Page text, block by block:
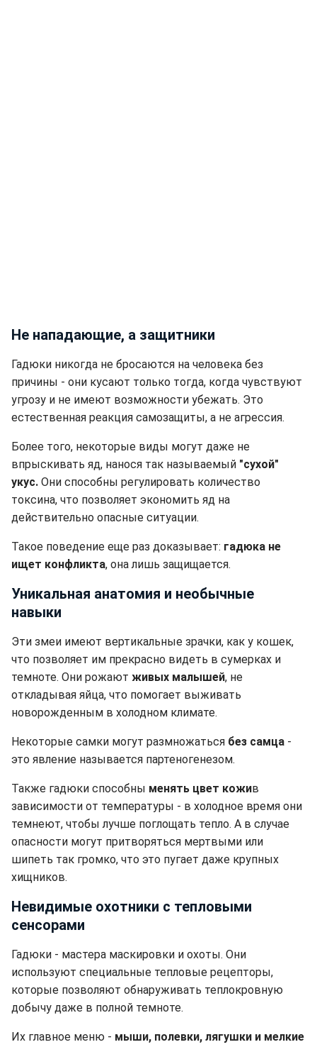
Не нападающие, а защитники
Гадюки никогда не бросаются на человека без
причины - они кусают только тогда, когда чувствуют
угрозу и не имеют возможности убежать. Это
естественная реакция самозащиты, а не агрессия.
Более того, некоторые виды могут даже не
впрыскивать яд, нанося так называемый "сухой"
укус. Они способны регулировать количество
токсина, что позволяет экономить яд на
действительно опасные ситуации.
Такое поведение еще раз доказывает: гадюка не
ищет конфликта, она лишь защищается.
Уникальная анатомия и необычные
навыки
Эти змеи имеют вертикальные зрачки, как у кошек,
что позволяет им прекрасно видеть в сумерках и
темноте. Они рожают живых малышей, не
откладывая яйца, что помогает выживать
новорожденным в холодном климате.
Некоторые самки могут размножаться без самца -
это явление называется партеногенезом.
Также гадюки способны менять цвет кожив
зависимости от температуры - в холодное время они
темнеют, чтобы лучше поглощать тепло. А в случае
опасности могут притворяться мертвыми или
шипеть так громко, что это пугает даже крупных
хищников.
Невидимые охотники с тепловыми
сенсорами
Гадюки - мастера маскировки и охоты. Они
используют специальные тепловые рецепторы,
которые позволяют обнаруживать теплокровную
добычу даже в полной темноте.
Их главное меню - мыши, полевки, лягушки и мелкие